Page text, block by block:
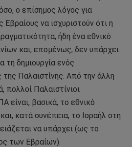
ο επίσημος λόγος για
Εβραίους να ισχυριστούν ότι η
ήδη ένα εθνικό
και, επομένως, δεν υπάρχει
τη δημιουργία ενός
Παλαιστίνης. Από την άλλη
πολλοί Παλαιστίνιοι
είναι, βασικά, το εθνικό
κατά συνέπεια, το Ισραήλ στη
να υπάρχει (ως το
των Εβραίων).